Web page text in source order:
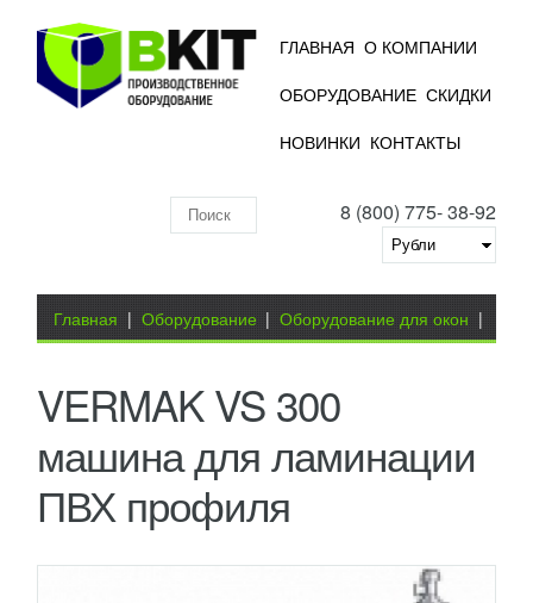
ГЛАВНАЯ О КОМПАНИИ
ОБОРУДОВАНИЕ СКИДКИ
НОВИНКИ КОНТАКТЫ
8 (800) 775- 38-92
складу
Вы здесь
Главная | Оборудование | Оборудование для окон |
VERMAK VS 300 машина для ламинации ПВХ профиля
VERMAK VS 300
машина для ламинации
ПВХ профиля